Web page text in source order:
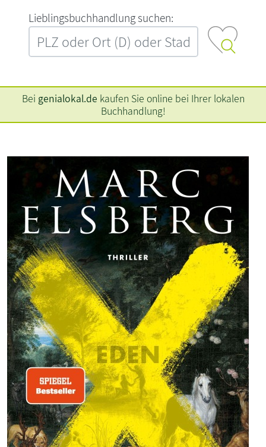
L‍i‍e‍b‍l‍i‍n‍g‍s‍b‍u‍c‍h‍h‍a‍n‍d‍l‍u‍n‍g‍ ‍s‍u‍c‍h‍e‍n‍:‍
Bei genialokal.de kaufen Sie online bei Ihrer lokalen
Buchhandlung!